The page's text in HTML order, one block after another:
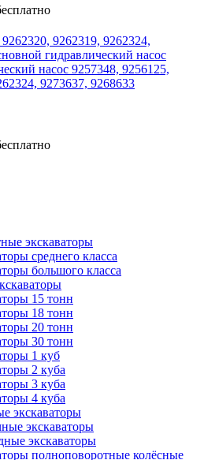
насос 9257348, 9256125,
9273637, 9268633
экскаваторы
среднего класса
большого класса
15 тонн
18 тонн
20 тонн
30 тонн
1 куб
2 куба
3 куба
4 куба
экскаваторы
экскаваторы
экскаваторы
полноповоротные колёсные